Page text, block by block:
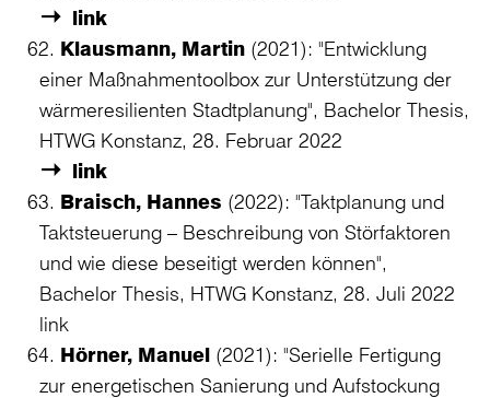
link
Klausmann, Martin (2021): "Entwicklung
einer Maßnahmentoolbox zur Unterstützung der
wärmeresilienten Stadtplanung", Bachelor Thesis,
HTWG Konstanz, 28. Februar 2022
link
Braisch, Hannes (2022): "Taktplanung und
Taktsteuerung – Beschreibung von Störfaktoren
und wie diese beseitigt werden können",
Bachelor Thesis, HTWG Konstanz, 28. Juli 2022
link
Hörner, Manuel (2021): "Serielle Fertigung
zur energetischen Sanierung und Aufstockung